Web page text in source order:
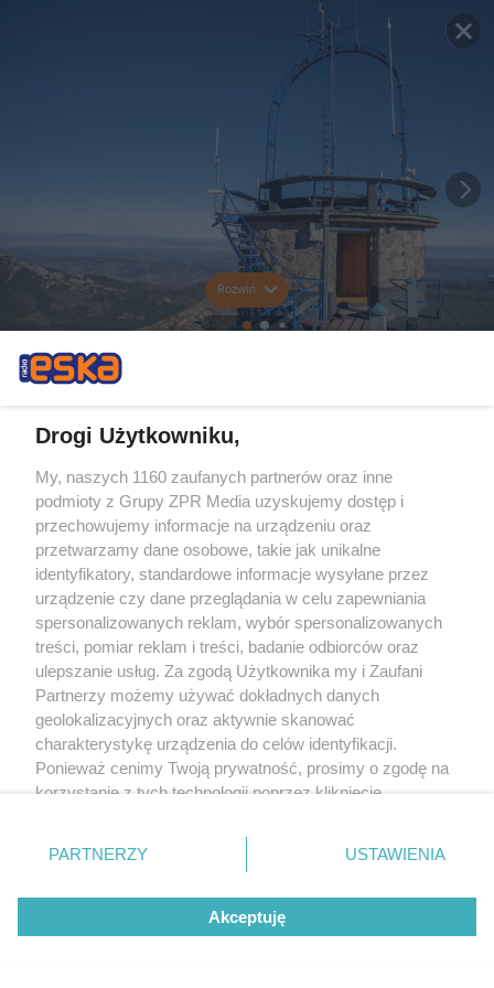
Rozwiń
Drogi Użytkowniku,
My, naszych 1160 zaufanych partnerów oraz inne
podmioty z Grupy ZPR Media uzyskujemy dostęp i
przechowujemy informacje na urządzeniu oraz
przetwarzamy dane osobowe, takie jak unikalne
identyfikatory, standardowe informacje wysyłane przez
urządzenie czy dane przeglądania w celu zapewniania
spersonalizowanych reklam, wybór spersonalizowanych
treści, pomiar reklam i treści, badanie odbiorców oraz
ulepszanie usług. Za zgodą Użytkownika my i Zaufani
Partnerzy możemy używać dokładnych danych
geolokalizacyjnych oraz aktywnie skanować
charakterystykę urządzenia do celów identyfikacji.
Ponieważ cenimy Twoją prywatność, prosimy o zgodę na
korzystanie z tych technologii poprzez kliknięcie
zmienić/wycofać klikając przycisk ustawień prywatności
znajdujący się w lewym dolnym rogu strony
rodzaje przetwarzania danych nie wymagają zgody
użytkownika, ale masz prawo sprzeciwić się takiemu
przetwarzaniu. Preferencje będą miały zastosowanie tylko
PARTNERZY USTAWIENIA
Akceptuję